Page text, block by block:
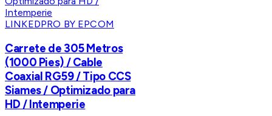
LINKEDPRO BY EPCOM
Carrete de 305 Metros
(1000 Pies) / Cable
Coaxial RG59 / Tipo CCS
Siames / Optimizado para
HD / Intemperie